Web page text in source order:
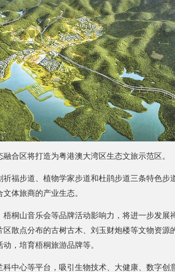
合区将打造为粤港澳大湾区生态文旅示范区。
福步道、植物学家步道和杜鹃步道三条特色步
体旅商的产业生态。
桐山音乐会等品牌活动影响力，将进一步发展
散点分布的古树古木、刘玉财炮楼等文物资源
，培育梧桐旅游品牌等。
中心等平台，吸引生物技术、大健康、数字创